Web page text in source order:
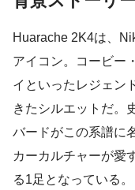
Huarache 2K4は、
アイコン。コービー
イといったレジェン
きたシルエットだ。
バードがこの系譜に
カーカルチャーが愛
る1足となっている。